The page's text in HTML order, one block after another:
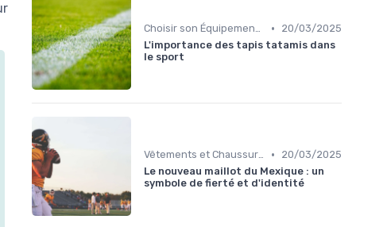
Choisir son Équipement Sportif •
20/03/2025
L'importance des tapis tatamis dans
le sport
Vêtements et Chaussures de Sport •
20/03/2025
Le nouveau maillot du Mexique : un
symbole de fierté et d'identité